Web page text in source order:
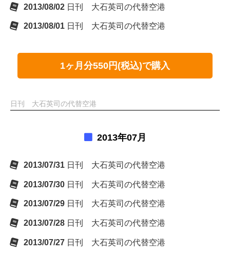
2013/08/02 日刊 大石英司の代替空港
2013/08/01 日刊 大石英司の代替空港
1ヶ月分550円(税込)で購入
日刊 大石英司の代替空港
2013年07月
2013/07/31 日刊 大石英司の代替空港
2013/07/30 日刊 大石英司の代替空港
2013/07/29 日刊 大石英司の代替空港
2013/07/28 日刊 大石英司の代替空港
2013/07/27 日刊 大石英司の代替空港